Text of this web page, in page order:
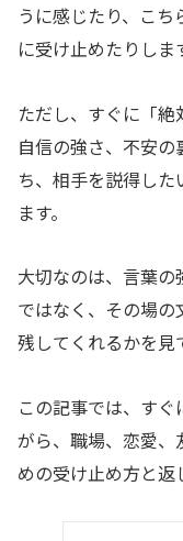
うに感じたり、こち
に受け止めたりしま
ただし、すぐに「絶
自信の強さ、不安
ち、相手を説得し
ます。
大切なのは、言葉
ではなく、その場
残してくれるかを見
この記事では、す
がら、職場、恋愛
めの受け止め方と返